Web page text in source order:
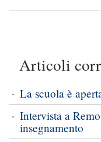
Articoli
La scuola è
Intervista a
insegnamento